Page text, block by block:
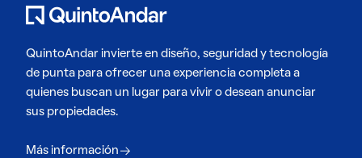
QuintoAndar invierte en diseño, seguridad y tecnología
de punta para ofrecer una experiencia completa a
quienes buscan un lugar para vivir o desean anunciar
sus propiedades.
Más información